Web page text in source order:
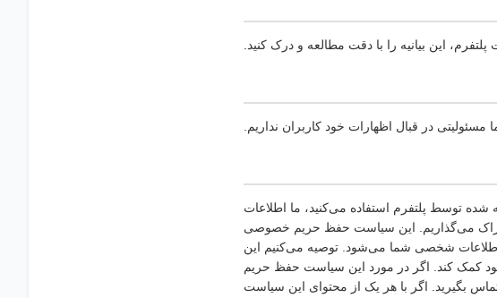
این بیانیه را با دقت مطالعه و درک کنید.
در قبال اظهارات خود کاربران نداریم.
توسط پلتفرم استفاده می‌کنید، ما اطلاعات
می‌گذاریم. این سیاست حفظ حریم خصوصی
شخصی شما می‌شود. توصیه می‌کنیم این
کمک کند. اگر در مورد این سیاست حفظ حریم
بگیرید. اگر با هر یک از محتوای این سیاست